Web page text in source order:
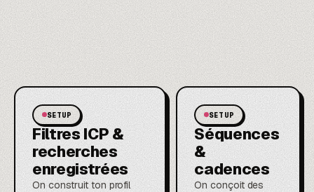
SETUP
Filtres ICP &
recherches
enregistrées
On construit ton profil
SETUP
Séquences
&
cadences
On conçoit des